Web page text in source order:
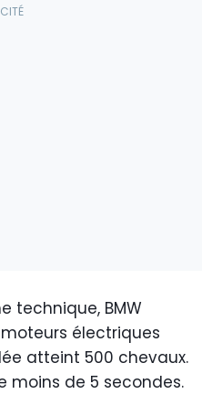
technique, BMW
électriques
atteint 500 chevaux.
moins de 5 secondes.